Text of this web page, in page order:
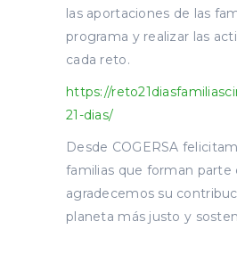
las aportaciones de las
programa y realizar las
cada reto.
https://
21-dias/
Desde COGERSA
familias que forman parte
agradecemos su
planeta más justo y